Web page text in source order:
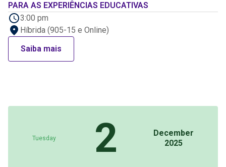
PARA AS EXPERIÊNCIAS EDUCATIVAS
3:00 pm
Híbrida (905-15 e Online)
Saiba mais
Tuesday 2
December
2025